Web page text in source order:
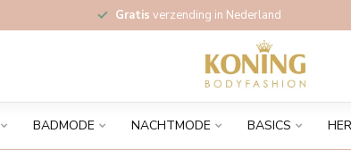
Gratis verzending in Nederland
BADMODE NACHTMODE BASICS